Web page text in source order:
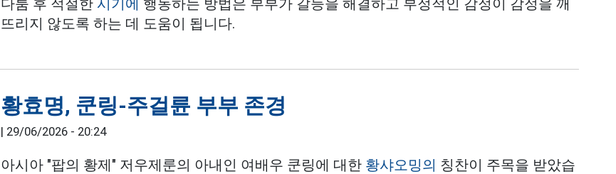
다툼 후 적절한 시기에 행동하는 방법은 부부가 갈등을 해결하고 부정적인 감정이 감정을 깨
뜨리지 않도록 하는 데 도움이 됩니다.
황효명, 쿤링-주걸륜 부부 존경
| 29/06/2026 - 20:24
아시아 "팝의 황제" 저우제룬의 아내인 여배우 쿤링에 대한 황샤오밍의 칭찬이 주목을 받았습